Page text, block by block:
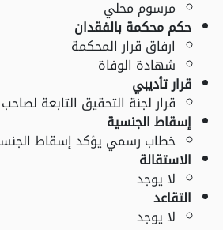
مرسوم محلي
حكم محكمة بالفقدان
ارفاق قرار المحكمة
شهادة الوفاة
قرار تأديبي
قرار لجنة التحقيق التابعة
إسقاط الجنسية
خطاب رسمي يؤكد إسقاط
الاستقالة
لا يوجد
التقاعد
لا يوجد